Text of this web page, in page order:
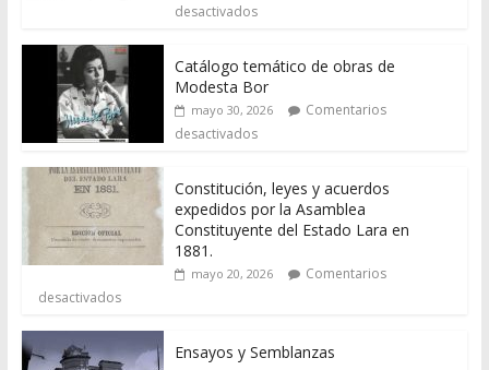
desactivados
Catálogo temático de obras de
Modesta Bor
mayo 30, 2026
Comentarios
desactivados
Constitución, leyes y acuerdos
expedidos por la Asamblea
Constituyente del Estado Lara en
1881.
mayo 20, 2026
Comentarios
desactivados
Ensayos y Semblanzas